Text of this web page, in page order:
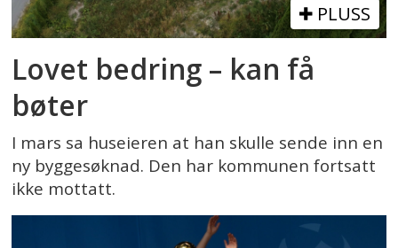
PLUSS
Lovet bedring – kan få
bøter
I mars sa huseieren at han skulle sende inn en
ny byggesøknad. Den har kommunen fortsatt
ikke mottatt.